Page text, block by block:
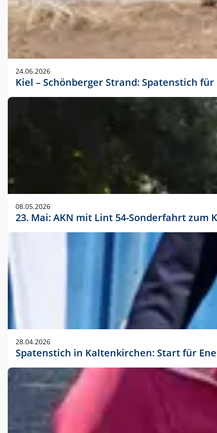
24.06.2026
Kiel – Schönberger Strand: Spatenstich
08.05.2026
23. Mai: AKN mit Lint 54-Sonderfahrt
28.04.2026
Spatenstich in Kaltenkirchen: Start für